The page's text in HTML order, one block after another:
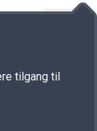
tilgang til